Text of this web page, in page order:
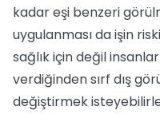
kadar eşi benzeri
uygulanması da işin
sağlık için değil
verdiğinden sırf dış
değiştirmek